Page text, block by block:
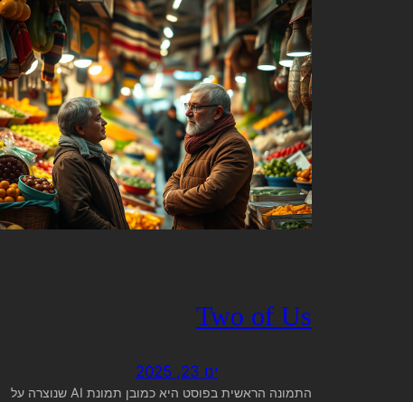
Two of Us
ינו 23, 2025
התמונה הראשית בפוסט היא כמובן תמונת AI שנוצרה על